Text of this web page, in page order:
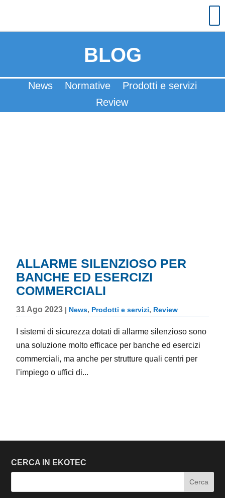
BLOG
News Normative
Prodotti e servizi
Review
ALLARME SILENZIOSO PER
BANCHE ED ESERCIZI
COMMERCIALI
31 Ago 2023 | News, Prodotti e servizi, Review
I sistemi di sicurezza dotati di allarme silenzioso sono
una soluzione molto efficace per banche ed esercizi
commerciali, ma anche per strutture quali centri per
l’impiego o uffici di...
CERCA IN EKOTEC